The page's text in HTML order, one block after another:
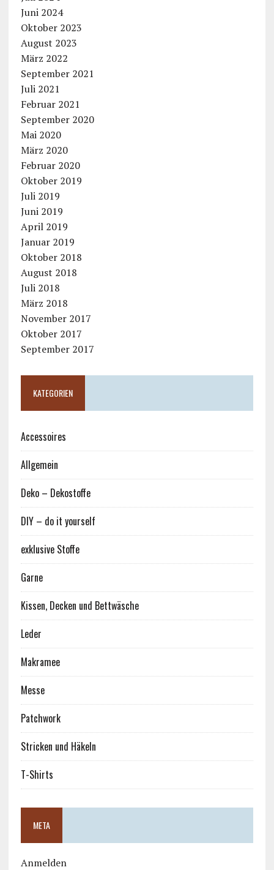
Juni 2024
Oktober 2023
August 2023
März 2022
September 2021
Juli 2021
Februar 2021
September 2020
Mai 2020
März 2020
Februar 2020
Oktober 2019
Juli 2019
Juni 2019
April 2019
Januar 2019
Oktober 2018
August 2018
Juli 2018
März 2018
November 2017
Oktober 2017
September 2017
KATEGORIEN
Accessoires
Allgemein
Deko – Dekostoffe
DIY – do it yourself
exklusive Stoffe
Garne
Kissen, Decken und Bettwäsche
Leder
Makramee
Messe
Patchwork
Stricken und Häkeln
T-Shirts
META
Anmelden